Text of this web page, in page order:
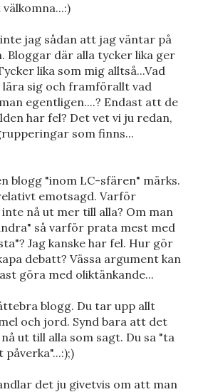
jag sådan att jag väntar på
Bloggar där alla tycker lika ger
lika som mig alltså...Vad
lära sig och framförallt vad
egentligen....? Endast att de
har fel? Det vet vi ju redan,
som finns...
blogg "inom LC-sfären" märks.
emotsagd. Varför
nå ut mer till alla? Om man
så varför prata mest med
Jag kanske har fel. Hur gör
debatt? Vässa argument kan
göra med oliktänkande...
blogg. Du tar upp allt
och jord. Synd bara att det
ut till alla som sagt. Du sa "ta
det ju givetvis om att man